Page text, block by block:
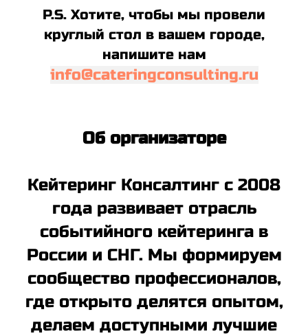
P.S. Хотите, чтобы мы провели
круглый стол в вашем городе,
напишите нам
info@cateringconsulting.ru
Об организаторе
Кейтеринг Консалтинг с 2008
года развивает отрасль
событийного кейтеринга в
России и СНГ. Мы формируем
сообщество профессионалов,
где открыто делятся опытом,
делаем доступными лучшие